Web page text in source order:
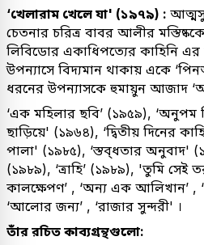
‘খেলারাম খেলে যা' (১৯৭৯) :
চেতনার চরিত্র বাবর আলীর
লিবিডোর একাধিপত্যের কাহিনি
উপন্যাসে বিদ্যমান থাকায় একে
ধরনের উপন্যাসকে হুমায়ুন আজাদ
‘এক মহিলার ছবি’ (১৯৫৯), ‘অনুপম
ছাড়িয়ে' (১৯৬৪), ‘দ্বিতীয় দিনের
পালা' (১৯৮৫), ‘স্তব্ধতার অনুবাদ'
(১৯৮৯), ‘ত্রাহি’ (১৯৮৯), 'তুমি সেই
কালক্ষেপণ’ , ‘অন্য এক আলিখান’
‘আলোর জন্য’ , ‘রাজার সুন্দরী' ।
তাঁর রচিত কাব্যগ্রন্থগুলো: